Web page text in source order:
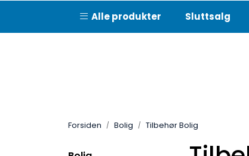
Alle produkter Sluttsalg
Forsiden Bolig Tilbehør Bolig